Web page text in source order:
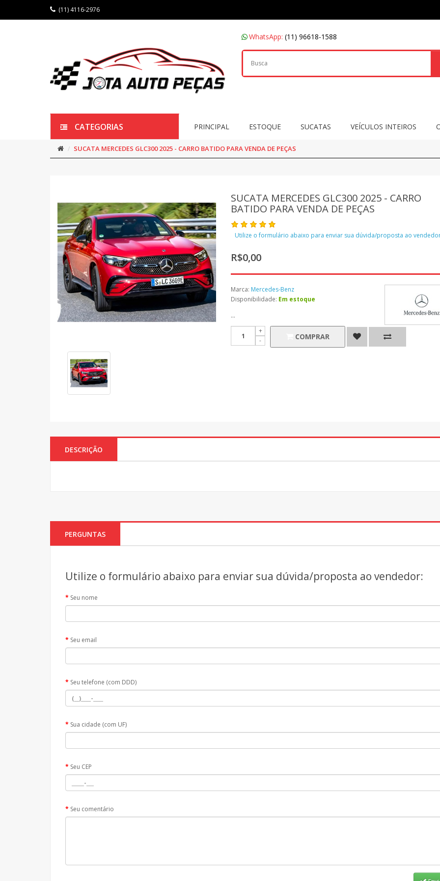
(11) 4116-2976
WhatsApp: (11) 96618-1588
CATEGORIAS PRINCIPAL ESTOQUE SUCATAS VEÍCULOS INTEIROS
SUCATA MERCEDES GLC300 2025 - CARRO BATIDO PARA VENDA DE PEÇAS
SUCATA MERCEDES GLC300 2025 - CARRO
BATIDO PARA VENDA DE PEÇAS
Utilize o formulário abaixo para enviar sua dúvida/proposta ao
R$0,00
Marca: Mercedes-Benz
Disponibilidade: Em estoque
...
COMPRAR
DESCRIÇÃO
PERGUNTAS
Utilize o formulário abaixo para enviar sua dúvida/proposta ao vendedor:
Seu nome
Seu email
Seu telefone (com DDD)
Sua cidade (com UF)
Seu CEP
Seu comentário